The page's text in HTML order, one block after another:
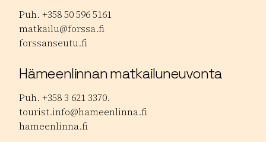
Puh. +358 50 596 5161
matkailu@forssa.fi
forssanseutu.fi
Hämeenlinnan matkailuneuvonta
Puh. +358 3 621 3370.
tourist.info@hameenlinna.fi
hameenlinna.fi